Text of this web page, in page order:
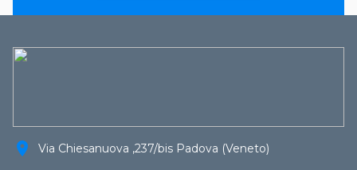
location_on Via Chiesanuova ,237/bis Padova (Veneto)